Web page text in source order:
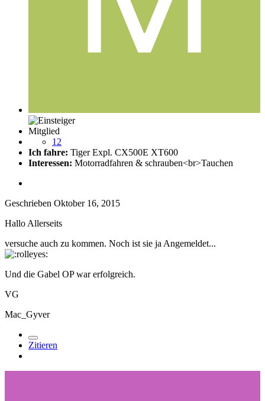
Mitglied
12
Ich fahre: Tiger Expl. CX500E XT600
Interessen: Motorradfahren & schrauben<br>Tauchen
Geschrieben Oktober 16, 2015
Hallo Allerseits
versuche auch zu kommen. Noch ist sie ja Angemeldet...
Und die Gabel OP war erfolgreich.
VG
Mac_Gyver
Zitieren